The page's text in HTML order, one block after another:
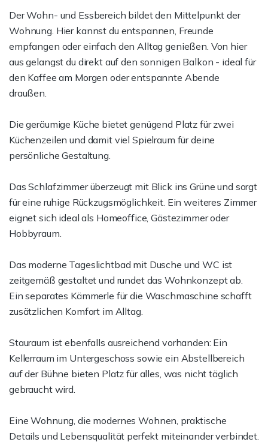
Der Wohn- und Essbereich bildet den Mittelpunkt der
Wohnung. Hier kannst du entspannen, Freunde
empfangen oder einfach den Alltag genießen. Von hier
aus gelangst du direkt auf den sonnigen Balkon - ideal für
den Kaffee am Morgen oder entspannte Abende
draußen.
Die geräumige Küche bietet genügend Platz für zwei
Küchenzeilen und damit viel Spielraum für deine
persönliche Gestaltung.
Das Schlafzimmer überzeugt mit Blick ins Grüne und sorgt
für eine ruhige Rückzugsmöglichkeit. Ein weiteres Zimmer
eignet sich ideal als Homeoffice, Gästezimmer oder
Hobbyraum.
Das moderne Tageslichtbad mit Dusche und WC ist
zeitgemäß gestaltet und rundet das Wohnkonzept ab.
Ein separates Kämmerle für die Waschmaschine schafft
zusätzlichen Komfort im Alltag.
Stauraum ist ebenfalls ausreichend vorhanden: Ein
Kellerraum im Untergeschoss sowie ein Abstellbereich
auf der Bühne bieten Platz für alles, was nicht täglich
gebraucht wird.
Eine Wohnung, die modernes Wohnen, praktische
Details und Lebensqualität perfekt miteinander verbindet.